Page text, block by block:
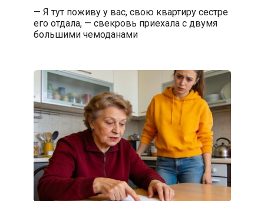
— Я тут поживу у вас, свою квартиру сестре
его отдала, — свекровь приехала с двумя
большими чемоданами